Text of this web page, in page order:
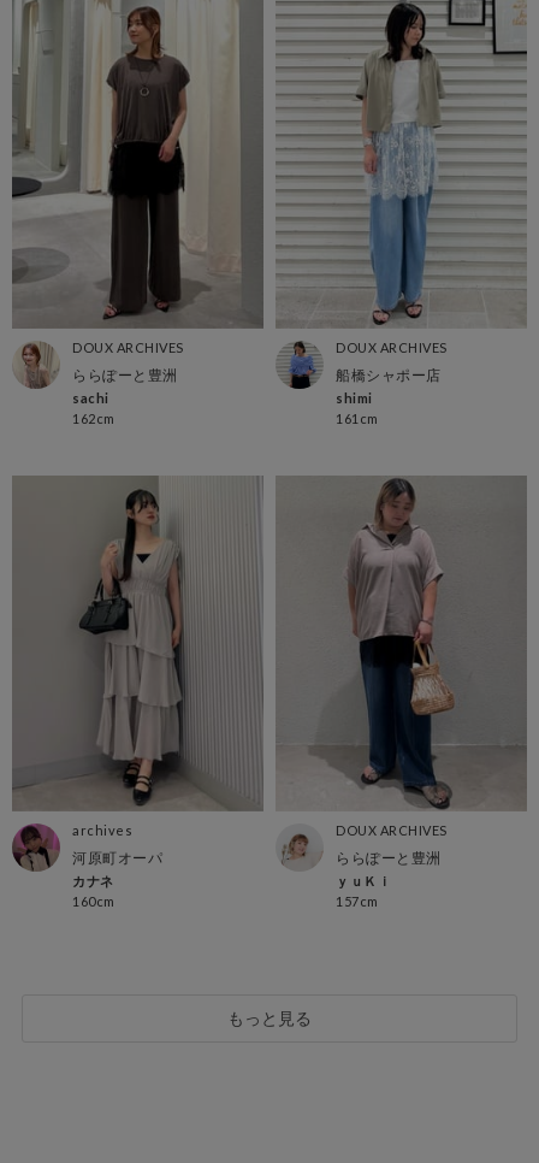
DOUX ARCHIVES
ららぽーと豊洲
sachi
162cm
DOUX ARCHIVES
船橋シャポー店
shimi
161cm
archives
河原町オーパ
カナネ
160cm
DOUX ARCHIVES
ららぽーと豊洲
ｙｕＫｉ
157cm
もっと見る